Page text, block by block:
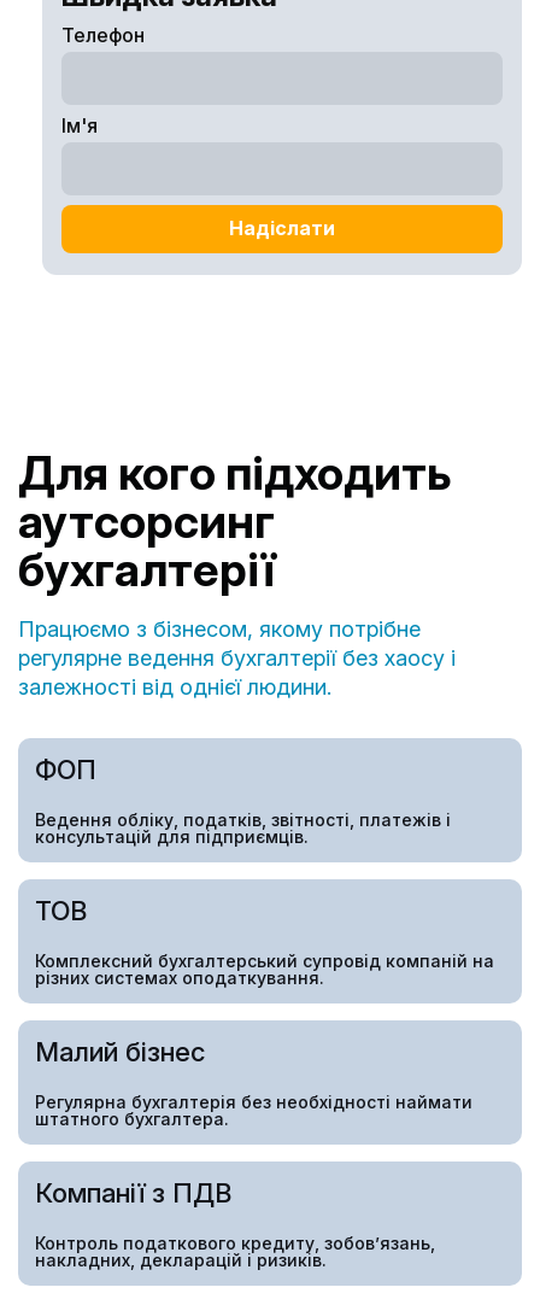
Телефон
Ім'я
Надіслати
Для кого підходить
аутсорсинг
бухгалтерії
Працюємо з бізнесом, якому потрібне
регулярне ведення бухгалтерії без хаосу і
залежності від однієї людини.
ФОП
Ведення обліку, податків, звітності, платежів і
консультацій для підприємців.
ТОВ
Комплексний бухгалтерський супровід компаній на
різних системах оподаткування.
Малий бізнес
Регулярна бухгалтерія без необхідності наймати
штатного бухгалтера.
Компанії з ПДВ
Контроль податкового кредиту, зобов’язань,
накладних, декларацій і ризиків.